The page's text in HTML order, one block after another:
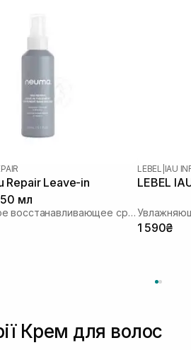
Repair Leave-in
мл
Несмываемое восстанавливающее средство для волос
LEBEL IAU
LEBEL
1 590₴
Крем для волос